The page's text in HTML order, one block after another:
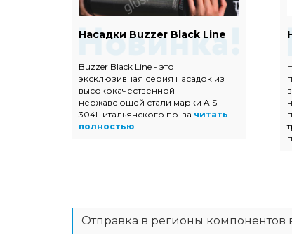
Насадки Buzzer Black Line
Buzzer Black Line - это
эксклюзивная серия насадок из
высококачественной
нержавеющей стали марки AISI
304L итальянского пр-ва читать
полностью
Отправка в регионы компонентов